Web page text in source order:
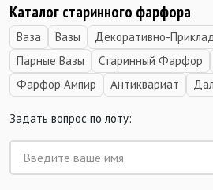
Каталог старинного фарфора
Ваза Вазы
Декоративно-
Парные Вазы
Старинный Фарфор
Фарфор Ампир
Антиквариат
Задать вопрос по лоту: